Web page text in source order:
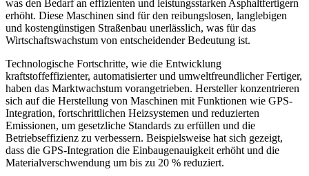
was den Bedarf an effizienten und leistungsstarken Asphaltfertigern
erhöht. Diese Maschinen sind für den reibungslosen, langlebigen
und kostengünstigen Straßenbau unerlässlich, was für das
Wirtschaftswachstum von entscheidender Bedeutung ist.
Technologische Fortschritte, wie die Entwicklung
kraftstoffeffizienter, automatisierter und umweltfreundlicher Fertiger,
haben das Marktwachstum vorangetrieben. Hersteller konzentrieren
sich auf die Herstellung von Maschinen mit Funktionen wie GPS-
Integration, fortschrittlichen Heizsystemen und reduzierten
Emissionen, um gesetzliche Standards zu erfüllen und die
Betriebseffizienz zu verbessern. Beispielsweise hat sich gezeigt,
dass die GPS-Integration die Einbaugenauigkeit erhöht und die
Materialverschwendung um bis zu 20 % reduziert.